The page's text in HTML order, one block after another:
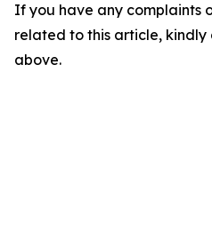
If you have any complaints
related to this article,
above.